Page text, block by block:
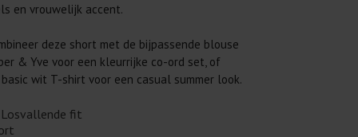
buiten. Dat beschermt de
wasmiddel. Per kledingstuk is een drupje
en vrouwelijk accent.
deze short met de bijpassende blouse
& Yve voor een kleurrijke co-ord set, of
wit T-shirt voor een casual summer look.
Losvallende fit